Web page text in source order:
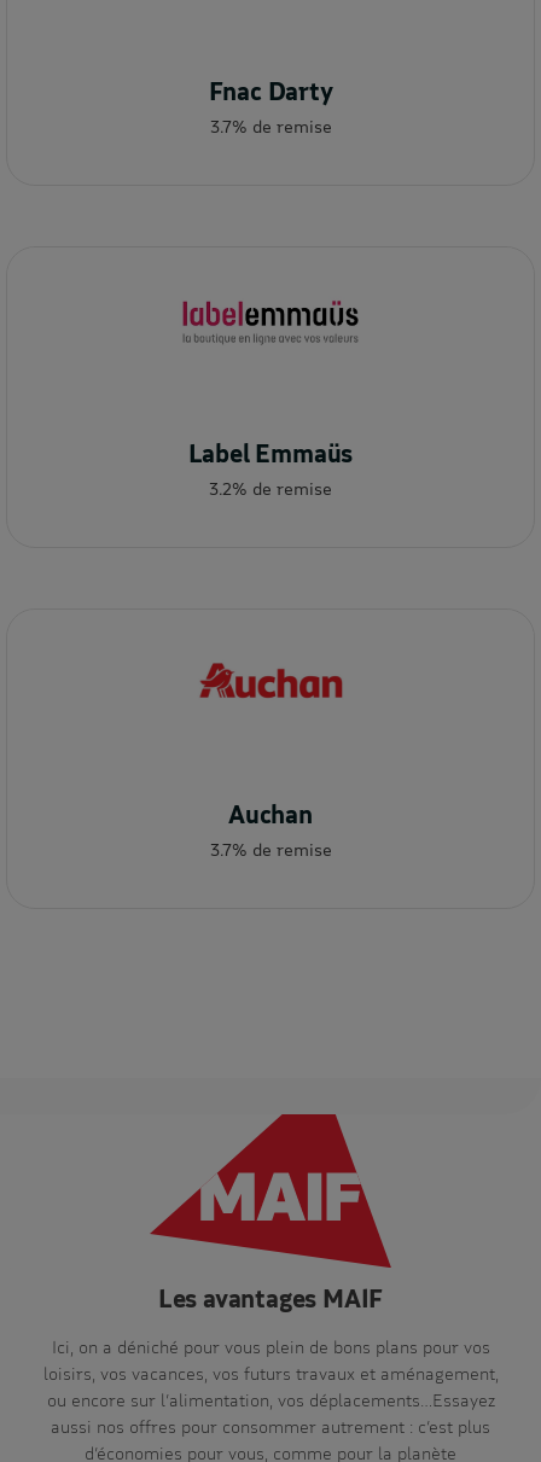
Fnac Darty
3.7% de remise
Label Emmaüs
3.2% de remise
Auchan
3.7% de remise
Les avantages MAIF
Ici, on a déniché pour vous plein de bons plans pour vos
loisirs, vos vacances, vos futurs travaux et aménagement,
ou encore sur l’alimentation, vos déplacements…Essayez
aussi nos offres pour consommer autrement : c’est plus
d’économies pour vous, comme pour la planète